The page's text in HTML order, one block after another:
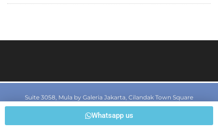
Suite 3058, Mula by Galeria Jakarta, Cilandak Town Square
Jl T.B. Simatupang Kav I7, Rt 02/Rw 01, Cilandak Barat, Cilandak,
Whatsapp us